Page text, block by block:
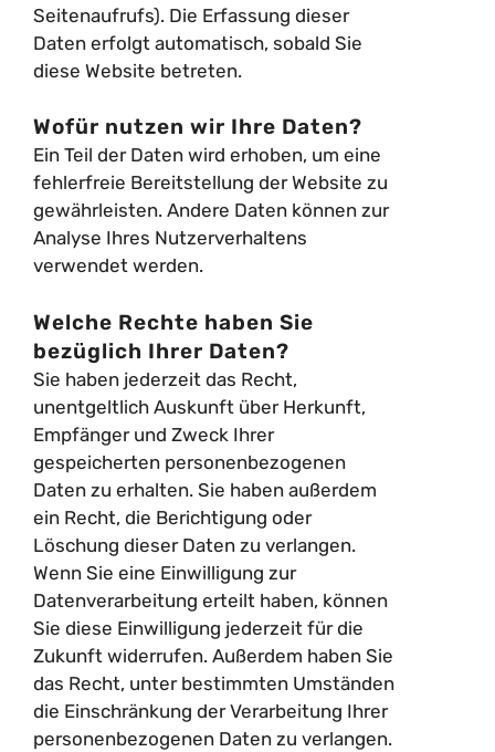
Seitenaufrufs). Die Erfassung dieser
Daten erfolgt automatisch, sobald Sie
diese Website betreten.
Wofür nutzen wir Ihre Daten?
Ein Teil der Daten wird erhoben, um eine
fehlerfreie Bereitstellung der Website zu
gewährleisten. Andere Daten können zur
Analyse Ihres Nutzerverhaltens
verwendet werden.
Welche Rechte haben Sie
bezüglich Ihrer Daten?
Sie haben jederzeit das Recht,
unentgeltlich Auskunft über Herkunft,
Empfänger und Zweck Ihrer
gespeicherten personenbezogenen
Daten zu erhalten. Sie haben außerdem
ein Recht, die Berichtigung oder
Löschung dieser Daten zu verlangen.
Wenn Sie eine Einwilligung zur
Datenverarbeitung erteilt haben, können
Sie diese Einwilligung jederzeit für die
Zukunft widerrufen. Außerdem haben Sie
das Recht, unter bestimmten Umständen
die Einschränkung der Verarbeitung Ihrer
personenbezogenen Daten zu verlangen.